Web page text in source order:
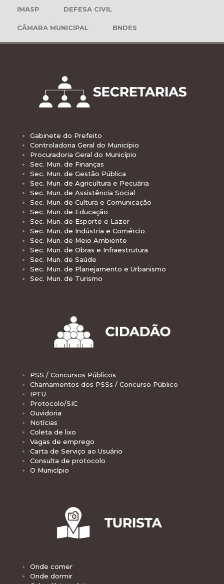
IMASP DEFESA CIVIL
CÂMARA MUNICIPAL BNDES
Gabinete do Prefeito
Controladoria Geral do Município
Procuradoria Geral do Município
Sec. Mun. de Finanças
Sec. Mun. de Gestão Pública
Sec. Mun. de Agricultura e Pecuária
Sec. Mun. de Assistência Social
Sec. Mun. de Cultura e Comunicação
Sec. Mun. de Educação
Sec. Mun. de Esporte e Lazer
Sec. Mun. de Indústria e Comércio
Sec. Mun. de Meio Ambiente
Sec. Mun. de Obras e Infraestrutura
Sec. Mun. de Saúde
Sec. Mun. de Planejamento e Urbanismo
Sec. Mun. de Turismo
PSS / Concursos Públicos
Chamamentos dos PSSs / Concurso Público
IPTU
Protocolo/SIC
Ouvidoria
Notícias
Coleta de lixo
Vagas de emprego
Carta de Serviço ao Usuário
Consulta de protocolo
O Município
Onde comer
Onde dormir